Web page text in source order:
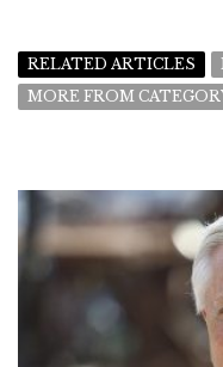
RELATED ARTICLES
MORE FROM